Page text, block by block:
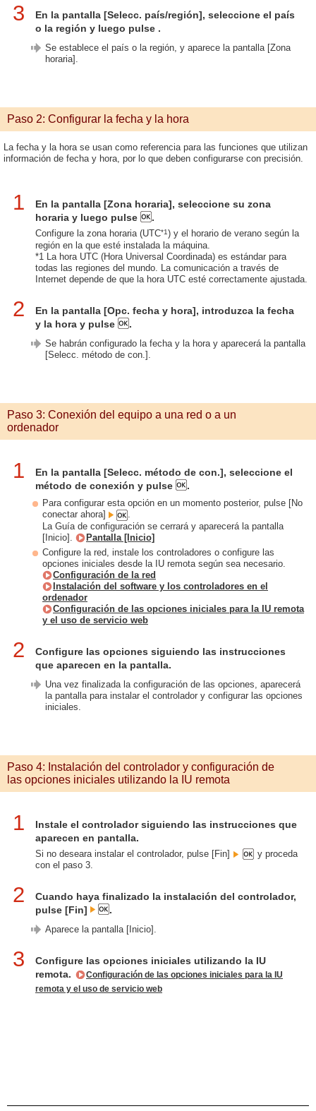
3
En la pantalla [Selecc. país/región], seleccione el país
o la región y luego pulse .
Se establece el país o la región, y aparece la pantalla [Zona
horaria].
Paso 2: Configurar la fecha y la hora
La fecha y la hora se usan como referencia para las funciones que utilizan
información de fecha y hora, por lo que deben configurarse con precisión.
1
En la pantalla [Zona horaria], seleccione su zona
horaria y luego pulse
.
Configure la zona horaria (UTC*1) y el horario de verano según la
región en la que esté instalada la máquina.
*1 La hora UTC (Hora Universal Coordinada) es estándar para
todas las regiones del mundo. La comunicación a través de
Internet depende de que la hora UTC esté correctamente ajustada.
2
En la pantalla [Opc. fecha y hora], introduzca la fecha
y la hora y pulse
.
Se habrán configurado la fecha y la hora y aparecerá la pantalla
[Selecc. método de con.].
Paso 3: Conexión del equipo a una red o a un
ordenador
1
En la pantalla [Selecc. método de con.], seleccione el
método de conexión y pulse
.
Para configurar esta opción en un momento posterior, pulse [No
conectar ahora]
.
La Guía de configuración se cerrará y aparecerá la pantalla
[Inicio].
Pantalla [Inicio]
Configure la red, instale los controladores o configure las
opciones iniciales desde la IU remota según sea necesario.
Configuración de la red
Instalación del software y los controladores en el
ordenador
Configuración de las opciones iniciales para la IU remota
y el uso de servicio web
2
Configure las opciones siguiendo las instrucciones
que aparecen en la pantalla.
Una vez finalizada la configuración de las opciones, aparecerá
la pantalla para instalar el controlador y configurar las opciones
iniciales.
Paso 4: Instalación del controlador y configuración de
las opciones iniciales utilizando la IU remota
1
Instale el controlador siguiendo las instrucciones que
aparecen en pantalla.
Si no deseara instalar el controlador, pulse [Fin]
y proceda
con el paso 3.
2
Cuando haya finalizado la instalación del controlador,
pulse [Fin]
.
Aparece la pantalla [Inicio].
3
Configure las opciones iniciales utilizando la IU
remota.
Configuración de las opciones iniciales para la IU
remota y el uso de servicio web